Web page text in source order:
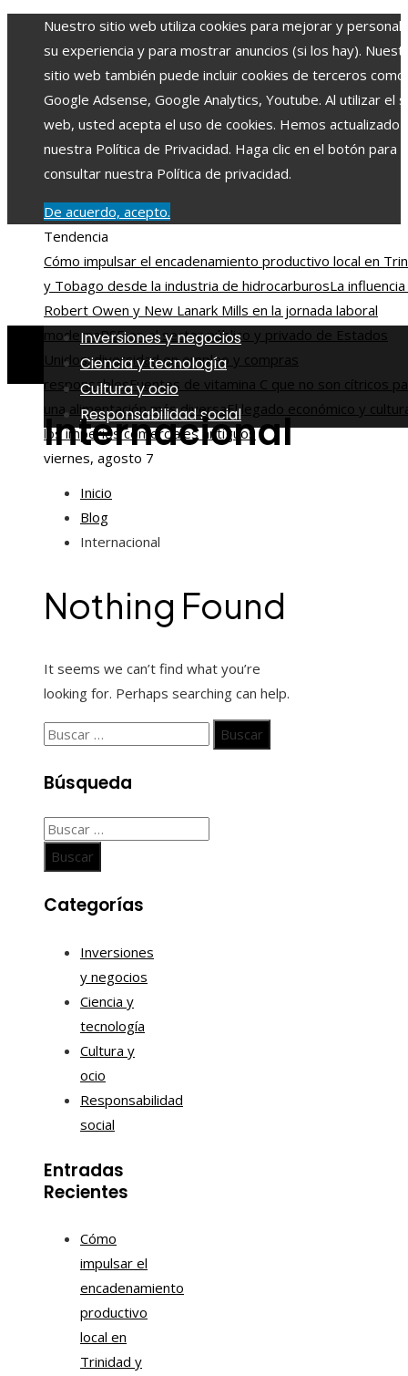
Nuestro sitio web utiliza cookies para mejorar y
su experiencia y para mostrar anuncios (si los hay).
sitio web también puede incluir cookies de terceros como
Google Adsense, Google Analytics, Youtube. Al utilizar el
web, usted acepta el uso de cookies. Hemos actualizado
nuestra Política de Privacidad. Haga clic en el botón para
consultar nuestra Política de privacidad.
De acuerdo, acepto.
Tendencia
Cómo impulsar el encadenamiento productivo local en
y Tobago desde la industria de hidrocarburosLa
Robert Owen y New Lanark Mills en la jornada laboral
modernaRSE en el sector público y privado de Estados
Unidos: diversidad en empleo y compras
responsablesFuentes de vitamina C que no son cítricos
una alimentación más diversaEl legado económico y
los imperios comerciales antiguos
viernes, agosto 7
Inversiones y negocios
Ciencia y tecnología
Cultura y ocio
Responsabilidad social
Internacional
Inicio
Blog
Internacional
Nothing Found
It seems we can’t find what you’re
looking for. Perhaps searching can help.
Buscar:
Búsqueda
Buscar:
Categorías
Inversiones
y negocios
Ciencia y
tecnología
Cultura y
ocio
Responsabilidad
social
Entradas
Recientes
Cómo
impulsar el
encadenamiento
productivo
local en
Trinidad y